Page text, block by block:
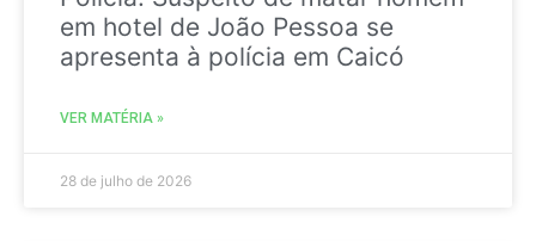
em hotel de João Pessoa se
apresenta à polícia em Caicó
VER MATÉRIA »
28 de julho de 2026